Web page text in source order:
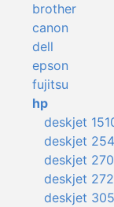
brother
canon
dell
epson
fujitsu
hp
deskjet
deskjet
deskjet
deskjet
deskjet